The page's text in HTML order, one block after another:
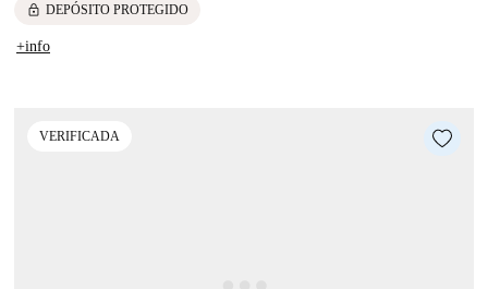
lock DEPÓSITO PROTEGIDO
+info
VERIFICADA